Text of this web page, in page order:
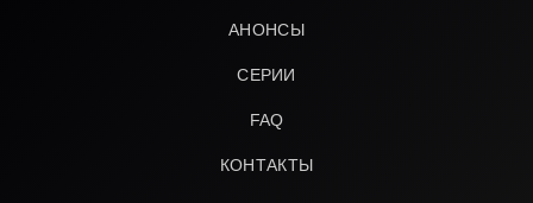
АНОНСЫ
СЕРИИ
FAQ
КОНТАКТЫ